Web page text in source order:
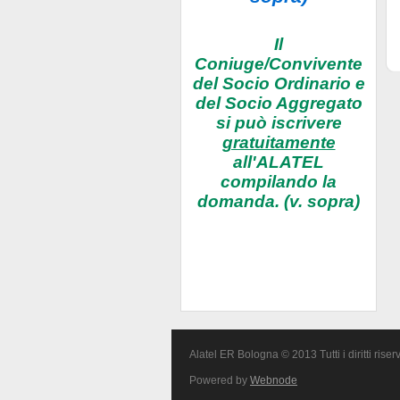
Il
Coniuge/Convivente
del Socio Ordinario e
del Socio Aggregato
si può iscrivere
gratuitamente
all'ALATEL
compilando la
domanda. (v. sopra)
Alatel ER Bologna © 2013 Tutti i diritti
Powered by Webnode